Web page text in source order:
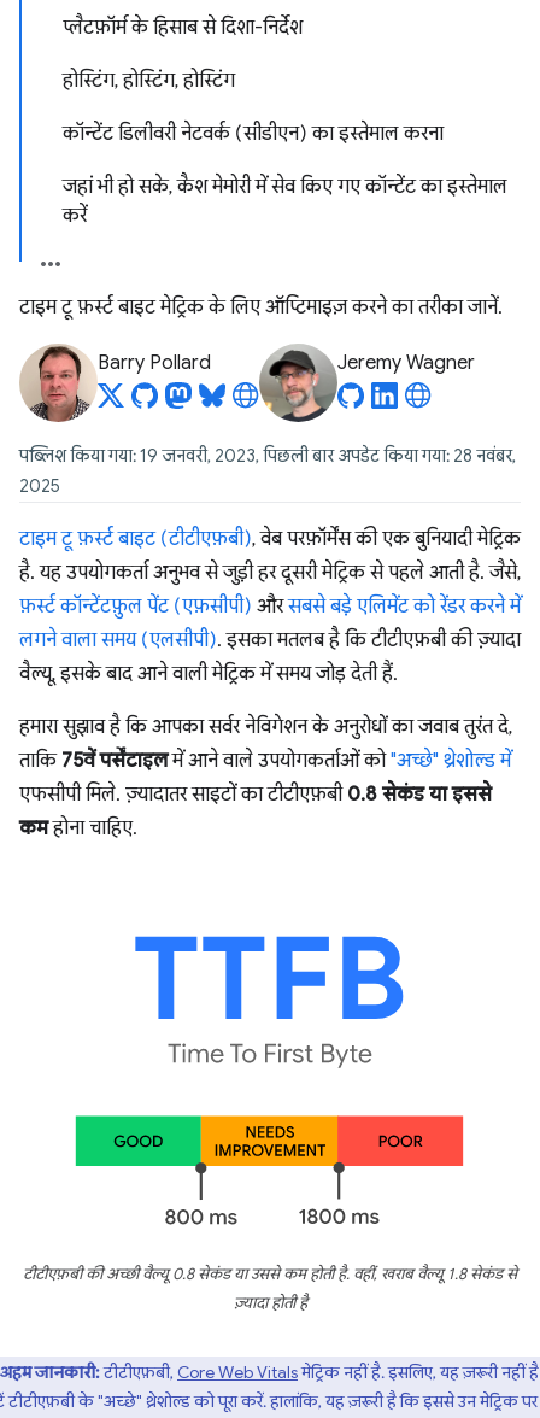
प्लैटफ़ॉर्म के हिसाब से दिशा-निर्देश
होस्टिंग, होस्टिंग, होस्टिंग
कॉन्टेंट डिलीवरी नेटवर्क (सीडीएन) का इस्तेमाल करना
जहां भी हो सके, कैश मेमोरी में सेव किए गए कॉन्टेंट का इस्तेमाल
करें
टाइम टू फ़र्स्ट बाइट मेट्रिक के लिए ऑप्टिमाइज़ करने का तरीका जानें.
Barry Pollard Jeremy Wagner
पब्लिश किया गया: 19 जनवरी, 2023, पिछली बार अपडेट किया गया: 28 नवंबर,
2025
टाइम टू फ़र्स्ट बाइट (टीटीएफ़बी), वेब परफ़ॉर्मेंस की एक बुनियादी मेट्रिक
है. यह उपयोगकर्ता अनुभव से जुड़ी हर दूसरी मेट्रिक से पहले आती है. जैसे,
फ़र्स्ट कॉन्टेंटफ़ुल पेंट (एफ़सीपी) औरसबसे बड़े एलिमेंट को रेंडर करने में
लगने वाला समय (एलसीपी). इसका मतलब है कि टीटीएफ़बी की ज़्यादा
वैल्यू, इसके बाद आने वाली मेट्रिक में समय जोड़ देती हैं.
हमारा सुझाव है कि आपका सर्वर नेविगेशन के अनुरोधों का जवाब तुरंत दे,
ताकि 75वें पर्सेंटाइलमें आने वाले उपयोगकर्ताओं को"अच्छे" थ्रेशोल्ड में
एफसीपी मिले. ज़्यादातर साइटों का टीटीएफ़बी 0.8 सेकंड या इससे
कमहोना चाहिए.
टीटीएफ़बी की अच्छी वैल्यू 0.8 सेकंड या उससे कम होती है. वहीं, खराब वैल्यू 1.8 सेकंड से
ज़्यादा होती है
अहम जानकारी:टीटीएफ़बी, Core Web Vitalsमेट्रिक नहीं है. इसलिए, यह ज़रूरी नहीं
टीटीएफ़बी के "अच्छे" थ्रेशोल्ड को पूरा करें. हालांकि, यह ज़रूरी है कि इससे उन मेट्रिक पर